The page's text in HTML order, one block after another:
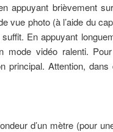
appuyant brièvement
vue photo (à l’aide du
En appuyant
mode vidéo ralenti.
principal. Attention,
d’un mètre (pour